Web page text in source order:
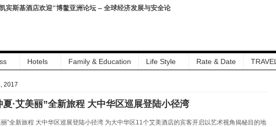
宾斯基酒店欢迎“博鳌亚洲论坛 – 全球经济发展与安全论
Hotels Family & Education Life Style Rate & Date TRAVEL
2017
·艾美丽”全新旅程 大中华区巡展登陆小径湾
丽”全新旅程 大中华区巡展登陆小径湾 为大中华区11个艾美酒店的宾客开启以艺术视角揭秘目的地